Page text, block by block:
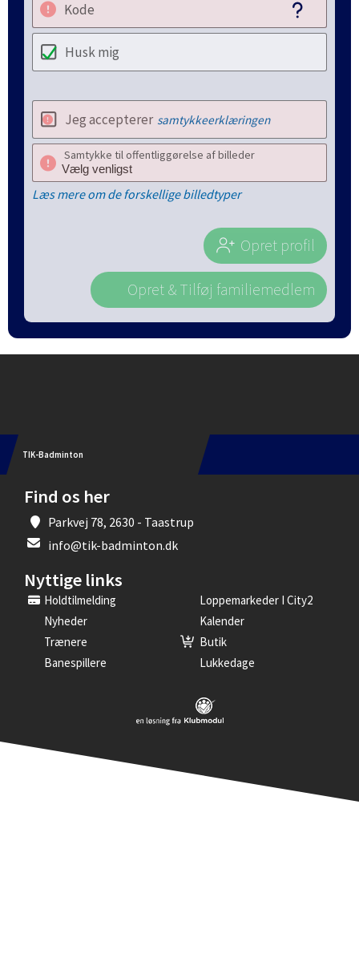
Kode
Husk mig
Jeg accepterer samtykkeerklæringen
Samtykke til offentliggørelse af billeder
Læs mere om de forskellige billedtyper
Opret profil
Opret & Tilføj familiemedlem
TIK-Badminton
Find os her
Parkvej 78, 2630 - Taastrup
info@tik-badminton.dk
Nyttige links
Holdtilmelding
Loppemarkeder I City2
Nyheder
Kalender
Trænere
Butik
Banespillere
Lukkedage